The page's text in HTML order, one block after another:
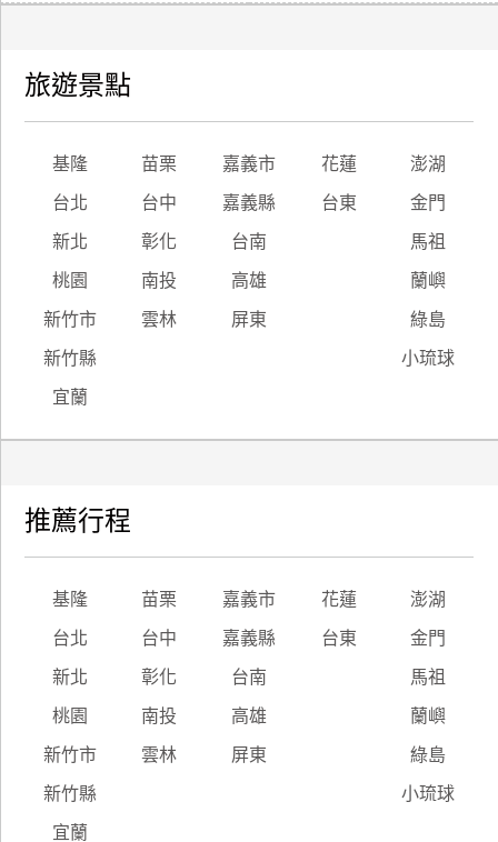
旅遊景點
基隆 苗栗 嘉義市 花蓮 澎湖
台北 台中 嘉義縣 台東 金門
新北 彰化 台南 馬祖
桃園 南投 高雄 蘭嶼
新竹市 雲林 屏東 綠島
新竹縣 小琉球
宜蘭
推薦行程
基隆 苗栗 嘉義市 花蓮 澎湖
台北 台中 嘉義縣 台東 金門
新北 彰化 台南 馬祖
桃園 南投 高雄 蘭嶼
新竹市 雲林 屏東 綠島
新竹縣 小琉球
宜蘭